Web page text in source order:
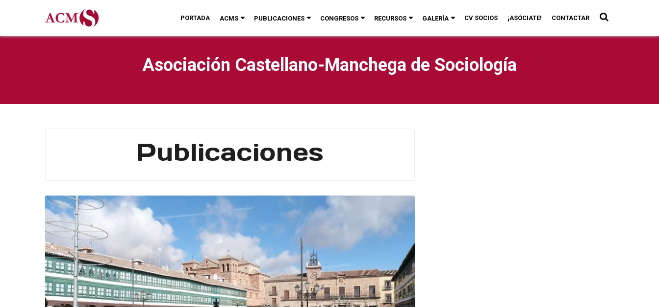
PORTADA ACMS PUBLICACIONES CONGRESOS RECURSOS GALERÍA CV SOCIOS ¡ASÓCIATE! CONTACTAR
Asociación Castellano-Manchega de Sociología
Publicaciones